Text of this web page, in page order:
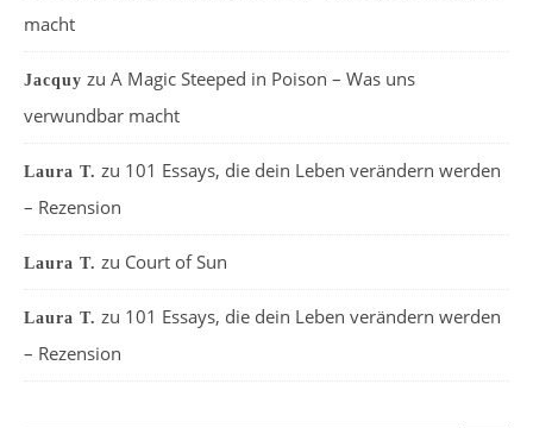
macht
Jacquy zu A Magic Steeped in Poison – Was uns
verwundbar macht
Laura T. zu 101 Essays, die dein Leben verändern werden
– Rezension
Laura T. zu Court of Sun
Laura T. zu 101 Essays, die dein Leben verändern werden
– Rezension